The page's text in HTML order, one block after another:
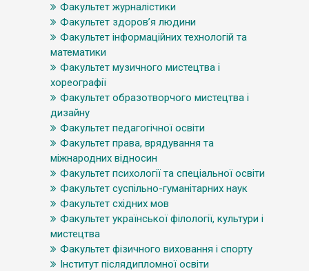
Факультет журналістики
Факультет здоров’я людини
Факультет інформаційних технологій та
математики
Факультет музичного мистецтва і
хореографії
Факультет образотворчого мистецтва і
дизайну
Факультет педагогічної освіти
Факультет права, врядування та
міжнародних відносин
Факультет психології та спеціальної освіти
Факультет суспільно-гуманітарних наук
Факультет східних мов
Факультет української філології, культури і
мистецтва
Факультет фізичного виховання і спорту
Інститут післядипломної освіти